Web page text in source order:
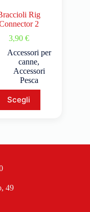
Rig
2
3,90 €
Accessori per
canne,
Accessori
Pesca
Scegli
49